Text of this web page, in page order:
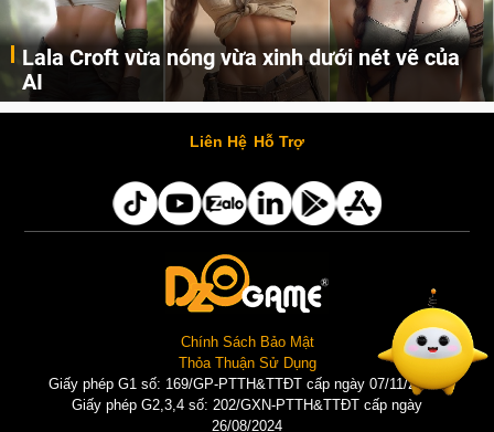
Lala Croft vừa nóng vừa xinh dưới nét vẽ của
AI
Cùng đến với những hình ảnh Lala Croft của Tomb Raider dưới nét vẽ của AI. Một cô nàng xinh đẹp, nóng bỏng nhưng cũng rắn rỏi và mạnh mẽ.
Liên Hệ Hỗ Trợ
Chính Sách Bảo Mật
Thỏa Thuận Sử Dụng
Giấy phép G1 số: 169/GP-PTTH&TTĐT cấp ngày 07/11/2025 |
Giấy phép G2,3,4 số: 202/GXN-PTTH&TTĐT cấp ngày
26/08/2024